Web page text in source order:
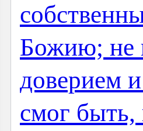
Божию; не
доверием
смог быть,